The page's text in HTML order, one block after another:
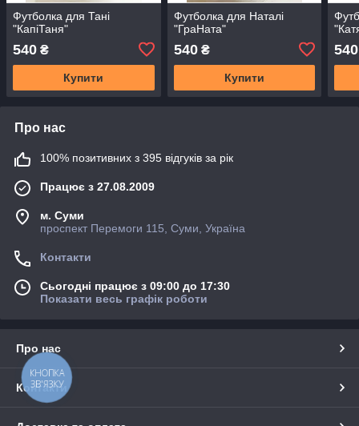
Футболка для Тані
"КапіТаня"
540 ₴
Купити
Футболка для Наталі
"ГраНата"
540₴
Купити
540
Про нас
100% позитивних з 395 відгуків за рік
Працює з 27.08.2009
м. Суми
проспект Перемоги 115, Суми, Україна
Контакти
Сьогодні працює з 09:00 до 17:30
Показати весь графік роботи
Про нас
Контакти
КНОПКА
ЗВ'ЯЗКУ